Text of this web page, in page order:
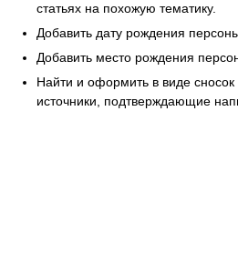
статьях на похожую тематику.
Добавить дату рождения
Добавить место рождения
Найти и оформить в виде
источники, подтверждающие